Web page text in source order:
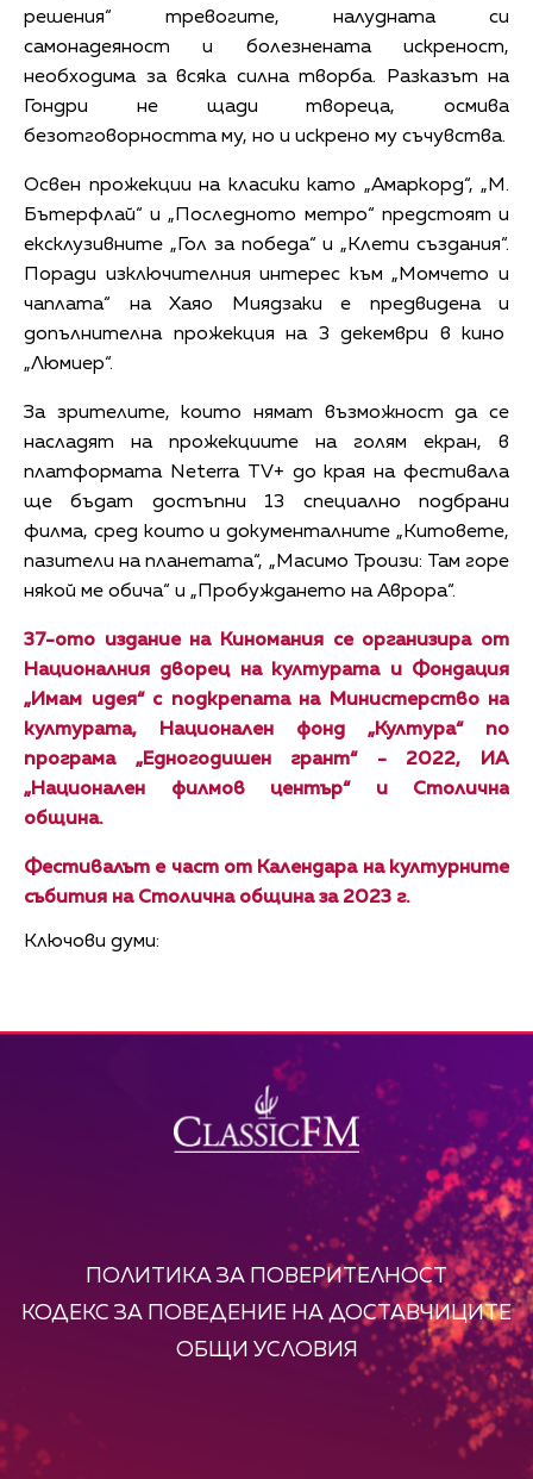
решения“ тревогите, налудната си
самонадеяност и болезнената искреност,
необходима за всяка силна творба. Разказът на
Гондри не щади твореца, осмива
безотговорността му, но и искрено му съчувства.
Освен прожекции на класики като „Амаркорд“, „М.
Бътерфлай“ и „Последното метро“ предстоят и
ексклузивните „Гол за победа“ и „Клети създания“.
Поради изключителния интерес към „Момчето и
чаплата“ на Хаяо Миядзаки е предвидена и
допълнителна прожекция на 3 декември в кино
„Люмиер“.
За зрителите, които нямат възможност да се
насладят на прожекциите на голям екран, в
платформата Neterra TV+ до края на фестивала
ще бъдат достъпни 13 специално подбрани
филма, сред които и документалните „Китовете,
пазители на планетата“, „Масимо Троизи: Там горе
някой ме обича“ и „Пробуждането на Аврора“.
37-ото издание на Киномания се организира от
Н ационалния дворец на културатаи Фондация
„Имам идея“ с подкрепата на Министерство на
културата, Национален фонд „Култура“ по
програма „Едногодишен грант“ - 2022, ИА
„Национален филмов център“ и Столична
община.
Фестивалът е част от Календара на културните
събития на Столична община за 2023 г.
Ключови думи:
ПОЛИТИКА ЗА ПОВЕРИТЕЛНОСТ
КОДЕКС ЗА ПОВЕДЕНИЕ НА ДОСТАВЧИЦИТЕ
ОБЩИ УСЛОВИЯ